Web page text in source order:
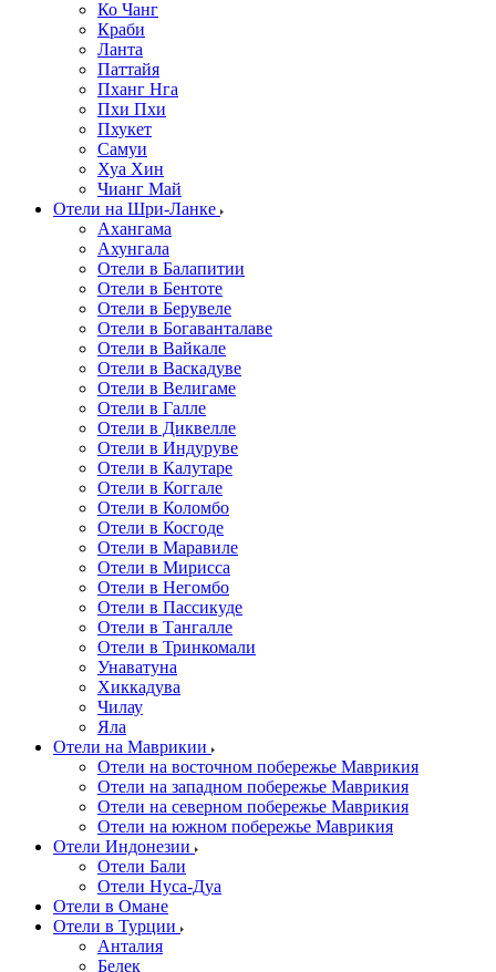
Ко Чанг
Краби
Ланта
Паттайя
Пханг Нга
Пхи Пхи
Пхукет
Самуи
Хуа Хин
Чианг Май
Отели на Шри-Ланке
Ахангама
Ахунгала
Отели в Балапитии
Отели в Бентоте
Отели в Берувеле
Отели в Богаванталаве
Отели в Вайкале
Отели в Васкадуве
Отели в Велигаме
Отели в Галле
Отели в Диквелле
Отели в Индуруве
Отели в Калутаре
Отели в Коггале
Отели в Коломбо
Отели в Косгоде
Отели в Маравиле
Отели в Мирисса
Отели в Негомбо
Отели в Пассикуде
Отели в Тангалле
Отели в Тринкомали
Унаватуна
Хиккадува
Чилау
Яла
Отели на Маврикии
Отели на восточном побережье Маврикия
Отели на западном побережье Маврикия
Отели на северном побережье Маврикия
Отели на южном побережье Маврикия
Отели Индонезии
Отели Бали
Отели Нуса-Дуа
Отели в Омане
Отели в Турции
Анталия
Белек